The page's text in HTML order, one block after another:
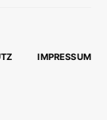
IMPRESSUM